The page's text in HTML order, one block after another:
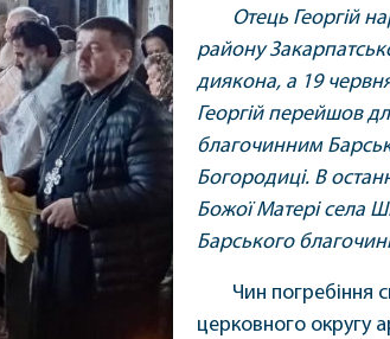
Отець Георгій
району
диякона, а 19
Георгій перейшов
благочинним
Богородиці. В
Божої Матері села
Барського
Чин погребіння
церковного округу